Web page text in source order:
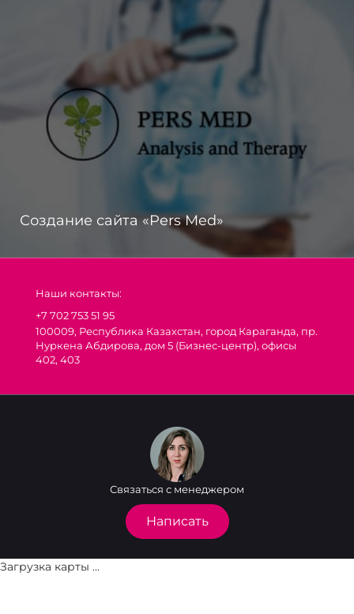
Создание сайта «Pers Med»
Наши контакты:
+7 702 753 51 95
100009, Республика Казахстан, город Караганда, пр.
Нуркена Абдирова, дом 5 (Бизнес-центр), офисы
402, 403
Связаться с менеджером
Написать
Загрузка карты ...